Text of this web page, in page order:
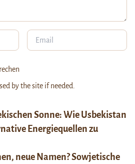
Sonne: Wie Usbekistan
Energiequellen zu
neue Namen? Sowjetische
by the site if needed.